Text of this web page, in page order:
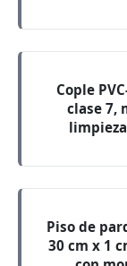
Cople
clase 7,
Piso de
30 cm x 1